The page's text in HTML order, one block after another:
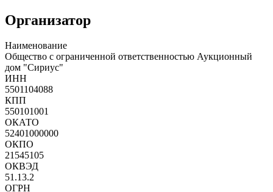
Организатор
Наименование
Общество с ограниченной ответственностью Аукционный
дом "Сириус"
ИНН
5501104088
КПП
550101001
ОКАТО
52401000000
ОКПО
21545105
ОКВЭД
51.13.2
ОГРН